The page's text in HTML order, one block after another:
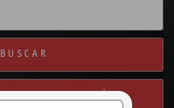
BUSCAR